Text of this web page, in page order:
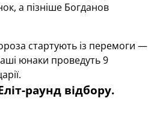
а пізніше Богданов
стартують із перемоги —
юнаки проведуть 9
раунд відбору.